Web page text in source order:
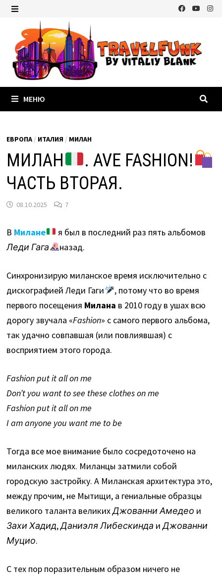
Перейти
содержимому
МЕНЮ
ЕВРОПА / ИТАЛИЯ / МИЛАН
МИЛАН
. AVE FASHION!
ЧАСТЬ ВТОРАЯ.
08.10.2025 7
В Милане
я был в последний раз пять альбомов
Леди Гага
назад.
Синхронизирую миланское время исключительно с
дискографией Леди Гаги
, потому что во время
первого посещения Милана в 2010 году в ушах всю
дорогу звучала «Fashion» c самого первого альбома,
так удачно совпавшая (или повлиявшая) с
восприятием этого города.
Fashion put it all on me
Don’t you want to see these clothes on me
Fashion put it all on me
I am anyone you want me to be
Тогда все мое внимание было сосредоточено на
миланских людях. Миланцы затмили собой
городскую застройку. А Миланская архитектура это,
между прочим, не Мытищи, а гениальные образцы
великого таланта великихДжованни Амедео и
Захи Хадид,Даниэля Либескинда иДжованни
Муцио.
С тех пор поразительным образом ничего не